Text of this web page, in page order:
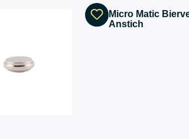
Micro Matic
Anstich